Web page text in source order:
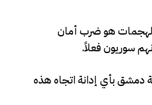
الهجمات هو ضرب أمان
سوريون فعلاً.
دمشق بأي إدانة اتجاه هذه